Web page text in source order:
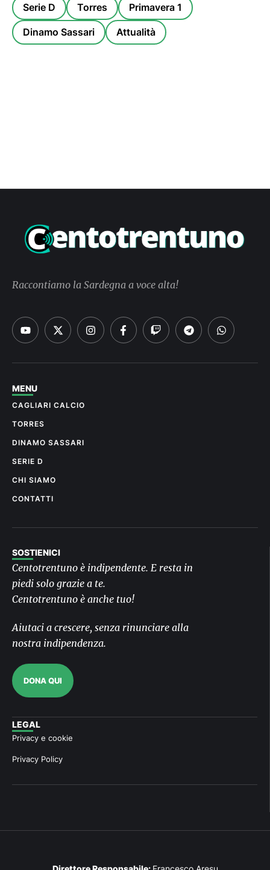
Serie D Torres Primavera 1
Dinamo Sassari Attualità
Raccontiamo la Sardegna a voce alta!
MENU
CAGLIARI CALCIO
TORRES
DINAMO SASSARI
SERIE D
CHI SIAMO
CONTATTI
SOSTIENICI
Centotrentuno è indipendente. E resta in
piedi solo grazie a te.
Centotrentuno è anche tuo!
Aiutaci a crescere, senza rinunciare alla
nostra indipendenza.
DONA QUI
LEGAL
Privacy e cookie
Privacy Policy